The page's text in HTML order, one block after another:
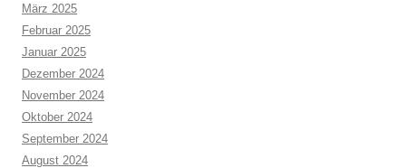
März 2025
Februar 2025
Januar 2025
Dezember 2024
November 2024
Oktober 2024
September 2024
August 2024